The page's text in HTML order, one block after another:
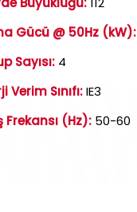
Gücü @ 50Hz (kW):
Sayısı: 4
Verim Sınıfı:IE3
Frekansı (Hz): 50-60